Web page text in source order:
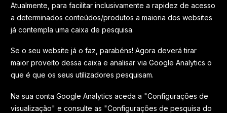
Atualmente, para facilitar inclusivamente a rapidez de acesso
a determinados conteúdos/produtos a maioria dos websites
já contempla uma caixa de pesquisa.
Se o seu website já o faz, parabéns! Agora deverá tirar
maior proveito dessa caixa e analisar via Google Analytics o
que é que os seus utilizadores pesquisam.
Na sua conta Google Analytics aceda a "Configurações de
visualização" e consulte as "Configurações de pesquisa do